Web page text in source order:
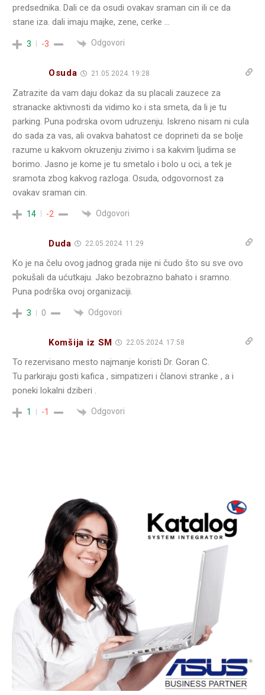
predsednika. Dali ce da osudi ovakav sraman cin ili ce da
stane iza. dali imaju majke, zene, cerke …
3 -3 Odgovori
Osuda 21.05.2024. 19:28
Zatrazite da vam daju dokaz da su placali zauzece za
stranacke aktivnosti da vidimo ko i sta smeta, da li je tu
parking. Puna podrska ovom udruzenju. Iskreno nisam ni cula
do sada za vas, ali ovakva bahatost ce doprineti da se bolje
razume u kakvom okruzenju zivimo i sa kakvim ljudima se
borimo. Jasno je kome je tu smetalo i bolo u oci, a tek je
sramota zbog kakvog razloga. Osuda, odgovornost za
ovakav sraman cin.
14 -2 Odgovori
Duda 22.05.2024. 11:29
Ko je na čelu ovog jadnog grada nije ni čudo što su sve ovo
pokušali da ućutkaju. Jako bezobrazno bahato i sramno.
Puna podrška ovoj organizaciji.
3 0 Odgovori
Komšija iz SM 22.05.2024. 17:58
To rezervisano mesto najmanje koristi Dr. Goran C.
Tu parkiraju gosti kafica , simpatizeri i članovi stranke , a i
poneki lokalni dziberi .
1 -1 Odgovori